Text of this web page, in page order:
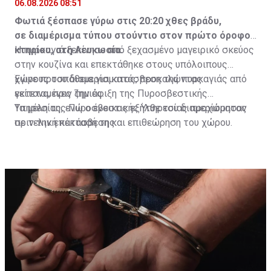
06.08.2026 08:51
Φωτιά ξέσπασε γύρω στις 20:20 χθες βράδυ,
σε διαμέρισμα τύπου στούντιο στον πρώτο όροφο
κτηρίου, στη Λευκωσία.
Η πυρκαγιά ξεκίνησε από ξεχασμένο μαγειρικό σκεύος
στην κουζίνα και επεκτάθηκε στους υπόλοιπους
χώρους του διαμερίσματος, προκαλώντας
εκτεταμένες ζημιές.
Έγινε προσπάθεια για κατάσβεση της πυρκαγιάς από
γείτονα, πριν την άφιξη της Πυροσβεστικής
Υπηρεσίας, ενώ ο ένοικος εξήλθε του διαμερίσματος
πριν την επέκτασή της.
Τα μέλη της Πυροσβεστικής Υπηρεσίας προχώρησαν
σε τελική κατάσβεση και επιθεώρηση του χώρου.